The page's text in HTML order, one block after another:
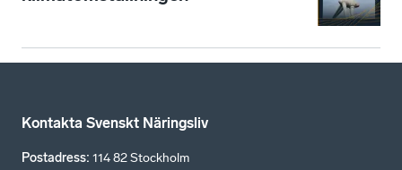
Kontakta Svenskt Näringsliv
Postadress: 114 82 Stockholm